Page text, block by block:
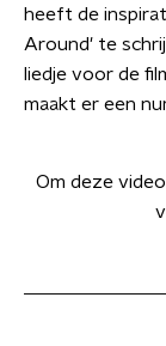
heeft de
Around' te
liedje voor de
maakt er een
Om deze